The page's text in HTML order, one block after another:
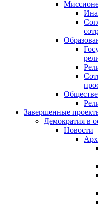
Завершенные
Демократия в
Новости